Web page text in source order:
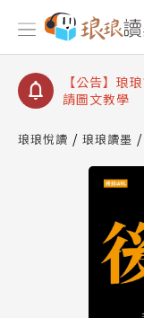
【公告】琅
【公告】琅
【公告】琅
請圖文教學
查詢
【公告】琅
琅琅悅讀 琅琅讀墨